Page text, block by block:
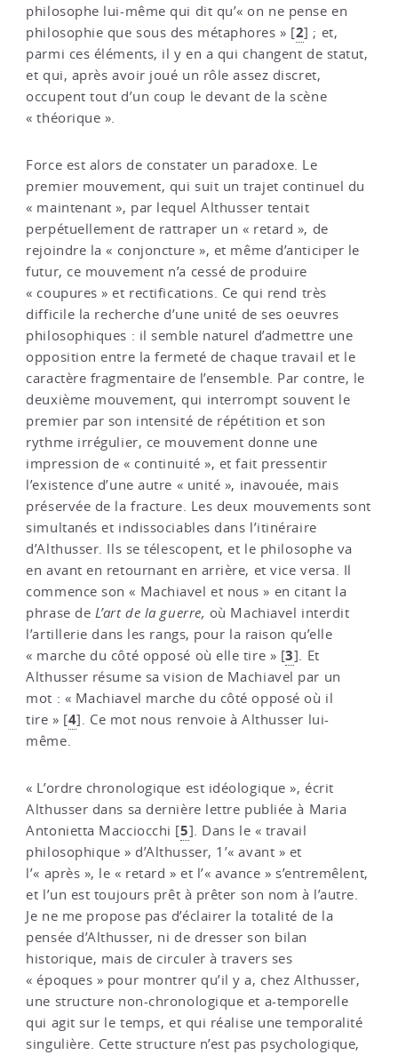
philosophe lui-même qui dit qu’« on ne pense en
philosophie que sous des métaphores » [2] ; et,
parmi ces éléments, il y en a qui changent de statut,
et qui, après avoir joué un rôle assez discret,
occupent tout d’un coup le devant de la scène
« théorique ».
Force est alors de constater un paradoxe. Le
premier mouvement, qui suit un trajet continuel du
« maintenant », par lequel Althusser tentait
perpétuellement de rattraper un « retard », de
rejoindre la « conjoncture », et même d’anticiper le
futur, ce mouvement n’a cessé de produire
« coupures » et rectifications. Ce qui rend très
difficile la recherche d’une unité de ses oeuvres
philosophiques : il semble naturel d’admettre une
opposition entre la fermeté de chaque travail et le
caractère fragmentaire de l’ensemble. Par contre, le
deuxième mouvement, qui interrompt souvent le
premier par son intensité de répétition et son
rythme irrégulier, ce mouvement donne une
impression de « continuité », et fait pressentir
l’existence d’une autre « unité », inavouée, mais
préservée de la fracture. Les deux mouvements sont
simultanés et indissociables dans l’itinéraire
d’Althusser. Ils se télescopent, et le philosophe va
en avant en retournant en arrière, et vice versa. Il
commence son « Machiavel et nous » en citant la
phrase de L’art de la guerre, où Machiavel interdit
l’artillerie dans les rangs, pour la raison qu’elle
« marche du côté opposé où elle tire » [3]. Et
Althusser résume sa vision de Machiavel par un
mot : « Machiavel marche du côté opposé où il
tire » [4]. Ce mot nous renvoie à Althusser lui-
même.
« L’ordre chronologique est idéologique », écrit
Althusser dans sa dernière lettre publiée à Maria
Antonietta Macciocchi [5]. Dans le « travail
philosophique » d’Althusser, 1’« avant » et
l’« après », le « retard » et l’« avance » s’entremêlent,
et l’un est toujours prêt à prêter son nom à l’autre.
Je ne me propose pas d’éclairer la totalité de la
pensée d’Althusser, ni de dresser son bilan
historique, mais de circuler à travers ses
« époques » pour montrer qu’il y a, chez Althusser,
une structure non-chronologique et a-temporelle
qui agit sur le temps, et qui réalise une temporalité
singulière. Cette structure n’est pas psychologique,